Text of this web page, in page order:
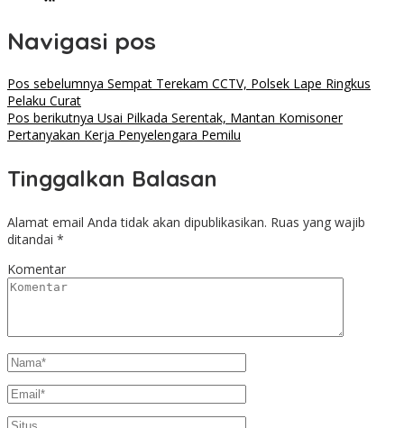
Navigasi pos
Pos sebelumnya Sempat Terekam CCTV, Polsek Lape Ringkus
Pelaku Curat
Pos berikutnya Usai Pilkada Serentak, Mantan Komisoner
Pertanyakan Kerja Penyelengara Pemilu
Tinggalkan Balasan
Alamat email Anda tidak akan dipublikasikan. Ruas yang wajib
ditandai *
Komentar